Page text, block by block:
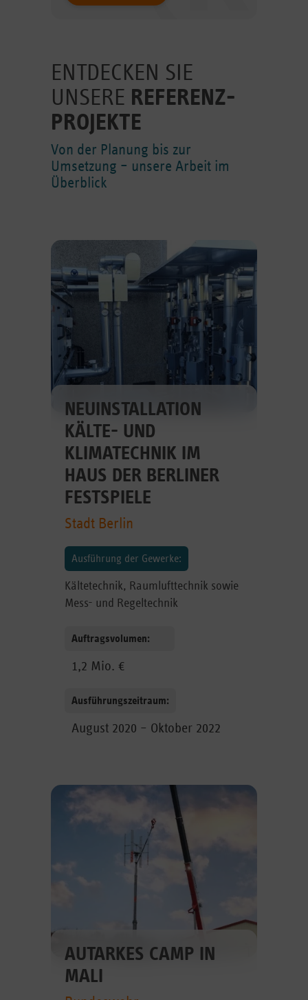
ENTDECKEN SIE
UNSERE REFERENZ­
PROJEKTE
Von der Planung bis zur
Umsetzung – unsere Arbeit im
Überblick
NEUINSTALLATION
KÄLTE- UND
KLIMATECHNIK IM
HAUS DER BERLINER
FESTSPIELE
Stadt Berlin
Ausführung der Gewerke:
Kältetechnik, Raumlufttechnik sowie
Mess- und Regeltechnik
Auftragsvolumen:
1,2 Mio. €
Ausführungszeitraum:
August 2020 – Oktober 2022
AUTARKES CAMP IN
MALI